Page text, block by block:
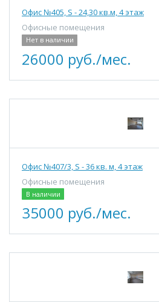
Офис №405, S - 24,30 кв.м, 4 этаж
Офисные помещения
Нет в наличии
26000 руб./мес.
Офис №407/3, S - 36 кв. м, 4 этаж
Офисные помещения
В наличии
35000 руб./мес.